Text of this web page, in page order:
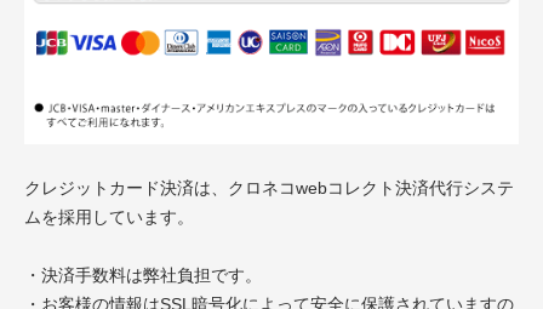
クレジットカード決済は、クロネコwebコレクト決済代行システ
ムを採用しています。
・決済手数料は弊社負担です。
・お客様の情報はSSL暗号化によって安全に保護されていますの